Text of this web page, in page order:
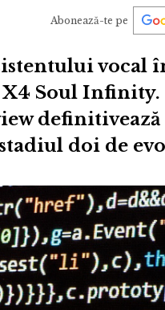
Abonează-te pe
vocal
Soul
doi de